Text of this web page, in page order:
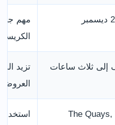
مهم
ثلاث ساعات
تزيد
العروض
The Quays,